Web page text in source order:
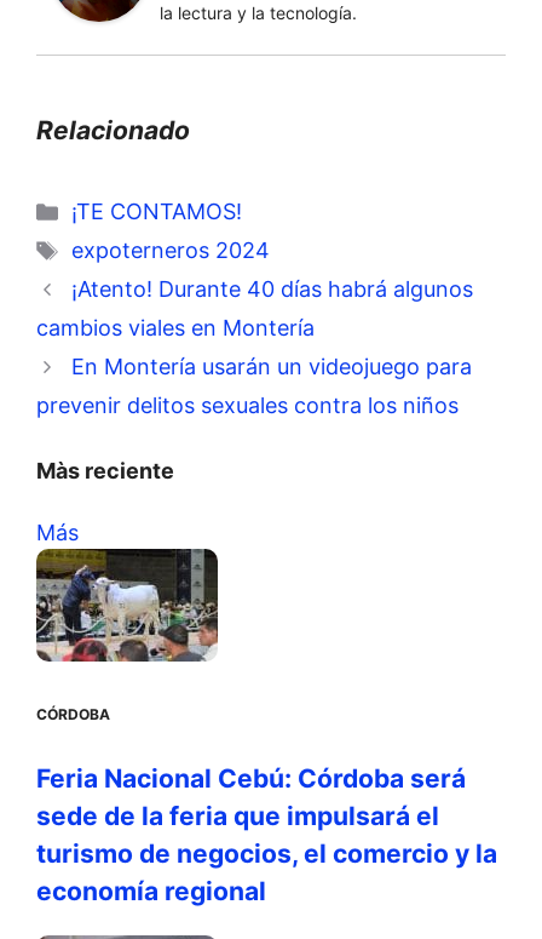
la lectura y la tecnología.
Relacionado
Categorías
¡TE CONTAMOS!
Etiquetas
expoterneros 2024
¡Atento! Durante 40 días habrá algunos
cambios viales en Montería
En Montería usarán un videojuego para
prevenir delitos sexuales contra los niños
Màs reciente
Más
CÓRDOBA
Feria Nacional Cebú: Córdoba será
sede de la feria que impulsará el
turismo de negocios, el comercio y la
economía regional